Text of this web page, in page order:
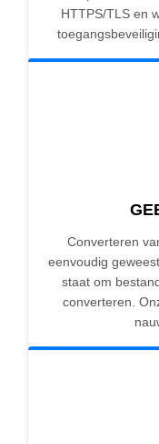
HTTPS/TLS en
Converteren
eenvoudig
staat om
converteren.